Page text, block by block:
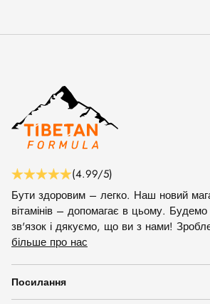
(4.99/5)
Бути здоровим – легко. Наш новий
вітамінів – допомагає в цьому. Будемо
зв'язок і дякуємо, що ви з нами!
більше про нас
Посилання